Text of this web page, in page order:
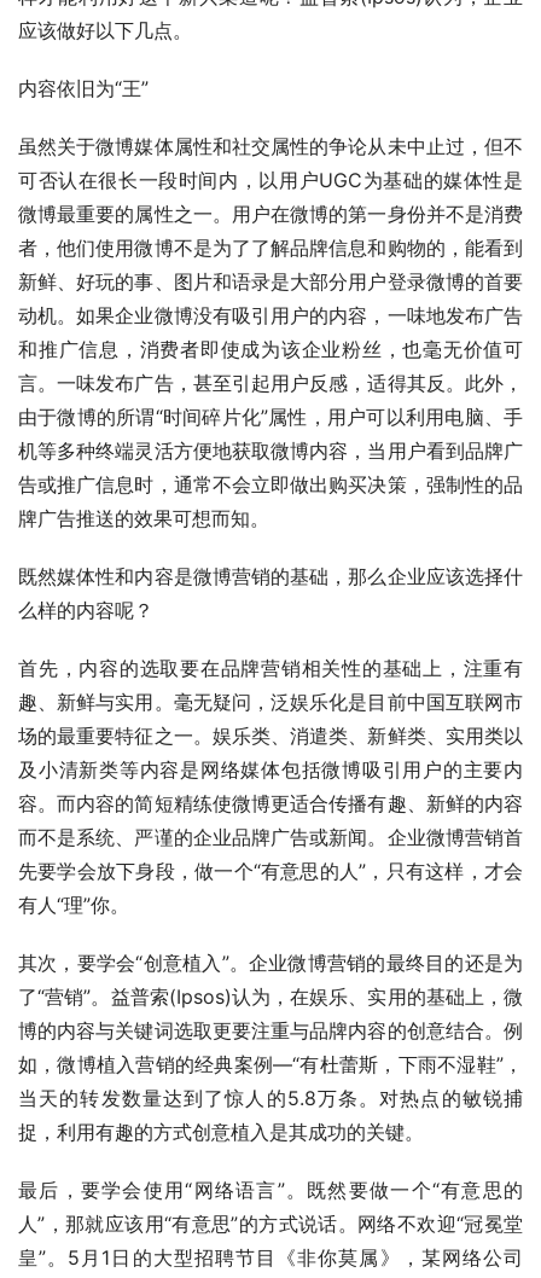
应该做好以下几点。
内容依旧为“王”
虽然关于微博媒体属性和社交属性的争论从未中止过，但不
可否认在很长一段时间内，以用户UGC为基础的媒体性是
微博最重要的属性之一。用户在微博的第一身份并不是消费
者，他们使用微博不是为了了解品牌信息和购物的，能看到
新鲜、好玩的事、图片和语录是大部分用户登录微博的首要
动机。如果企业微博没有吸引用户的内容，一味地发布广告
和推广信息，消费者即使成为该企业粉丝，也毫无价值可
言。一味发布广告，甚至引起用户反感，适得其反。此外，
由于微博的所谓“时间碎片化”属性，用户可以利用电脑、手
机等多种终端灵活方便地获取微博内容，当用户看到品牌广
告或推广信息时，通常不会立即做出购买决策，强制性的品
牌广告推送的效果可想而知。
既然媒体性和内容是微博营销的基础，那么企业应该选择什
么样的内容呢？
首先，内容的选取要在品牌营销相关性的基础上，注重有
趣、新鲜与实用。毫无疑问，泛娱乐化是目前中国互联网市
场的最重要特征之一。娱乐类、消遣类、新鲜类、实用类以
及小清新类等内容是网络媒体包括微博吸引用户的主要内
容。而内容的简短精练使微博更适合传播有趣、新鲜的内容
而不是系统、严谨的企业品牌广告或新闻。企业微博营销首
先要学会放下身段，做一个“有意思的人”，只有这样，才会
有人“理”你。
其次，要学会“创意植入”。企业微博营销的最终目的还是为
了“营销”。益普索(Ipsos)认为，在娱乐、实用的基础上，微
博的内容与关键词选取更要注重与品牌内容的创意结合。例
如，微博植入营销的经典案例—“有杜蕾斯，下雨不湿鞋”，
当天的转发数量达到了惊人的5.8万条。对热点的敏锐捕
捉，利用有趣的方式创意植入是其成功的关键。
最后，要学会使用“网络语言”。既然要做一个“有意思的
人”，那就应该用“有意思”的方式说话。网络不欢迎“冠冕堂
皇”。5月1日的大型招聘节目《非你莫属》，某网络公司